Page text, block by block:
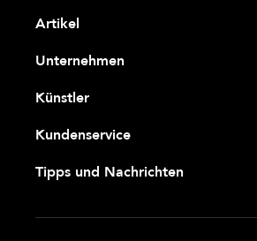
Artikel
Unternehmen
Künstler
Kundenservice
Tipps und Nachrichten